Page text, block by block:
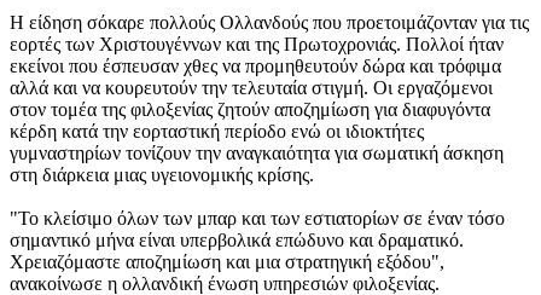
Η είδηση σόκαρε πολλούς Ολλανδούς που προετοιμάζονταν για τις
εορτές των Χριστουγέννων και της Πρωτοχρονιάς. Πολλοί ήταν
εκείνοι που έσπευσαν χθες να προμηθευτούν δώρα και τρόφιμα
αλλά και να κουρευτούν την τελευταία στιγμή. Οι εργαζόμενοι
στον τομέα της φιλοξενίας ζητούν αποζημίωση για διαφυγόντα
κέρδη κατά την εορταστική περίοδο ενώ οι ιδιοκτήτες
γυμναστηρίων τονίζουν την αναγκαιότητα για σωματική άσκηση
στη διάρκεια μιας υγειονομικής κρίσης.
"Το κλείσιμο όλων των μπαρ και των εστιατορίων σε έναν τόσο
σημαντικό μήνα είναι υπερβολικά επώδυνο και δραματικό.
Χρειαζόμαστε αποζημίωση και μια στρατηγική εξόδου",
ανακοίνωσε η ολλανδική ένωση υπηρεσιών φιλοξενίας.